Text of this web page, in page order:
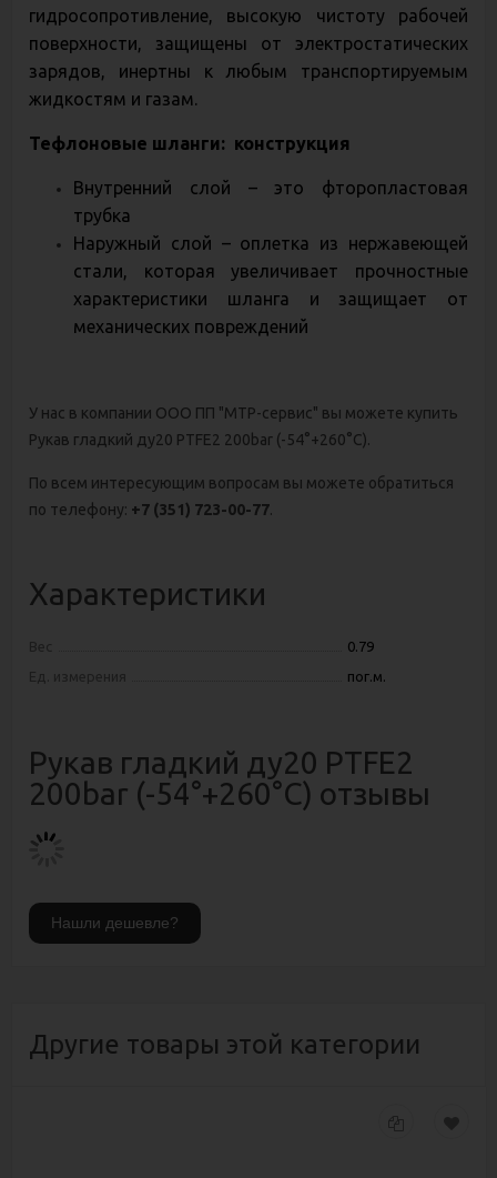
гидросопротивление, высокую чистоту рабочей
поверхности, защищены от электростатических
зарядов, инертны к любым транспортируемым
жидкостям и газам.
Тефлоновые шланги: конструкция
Внутренний слой – это фторопластовая
трубка
Наружный слой – оплетка из нержавеющей
стали, которая увеличивает прочностные
характеристики шланга и защищает от
механических повреждений
У нас в компании ООО ПП "МТР-сервис" вы можете купить
Рукав гладкий ду20 PTFE2 200bar (-54°+260°С).
По всем интересующим вопросам вы можете обратиться
по телефону: +7 (351) 723-00-77.
Характеристики
Вес
0.79
Ед. измерения
пог.м.
Рукав гладкий ду20 PTFE2
200bar (-54°+260°С) отзывы
Другие товары этой категории